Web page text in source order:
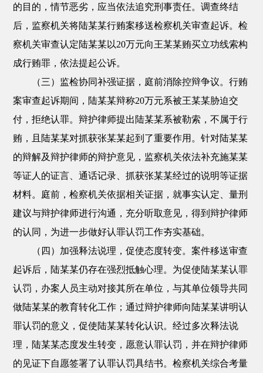
的目的，情节恶劣，应当依法追究刑事责任。调查终结
后，监察机关将陆某某行贿案移送检察机关审查起诉。检
察机关审查认定陆某某以20万元向王某某贿买立功线索构
成行贿罪，依法提起公诉。
（三）监检协同补强证据，庭前消除控辩争议。行贿
案审查起诉期间，陆某某辩称20万元系被王某某胁迫交
付，拒绝认罪。辩护律师提出陆某某系被勒索，不属于行
贿，且陆某某对抓获张某某起到了重要作用。针对陆某某
的辩解及辩护律师的辩护意见，监察机关依法补充施某某
等证人的证言、通话记录、抓获张某某经过的说明等证据
材料。庭前，检察机关依据相关证据，就事实认定、量刑
建议与辩护律师进行沟通，充分听取意见，得到辩护律师
的认同，为进一步做好认罪认罚工作夯实基础。
（四）加强释法说理，促使态度转变。案件移送审查
起诉后，陆某某仍存在强烈抵触心理。为促使陆某某认罪
认罚，办案人员主动对接其所在单位，与其单位领导共同
做陆某某的教育转化工作；通过辩护律师向陆某某讲明认
罪认罚的意义，促使陆某某转化认识。经过多次释法说
理，陆某某态度发生转变，愿意认罪认罚，并在辩护律师
的见证下自愿签署了认罪认罚具结书。检察机关综合考量